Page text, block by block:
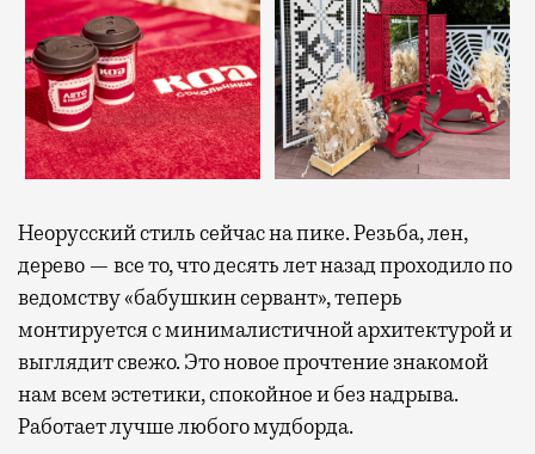
Неорусский стиль сейчас на пике. Резьба, лен,
дерево — все то, что десять лет назад проходило по
ведомству «бабушкин сервант», теперь
монтируется с минималистичной архитектурой и
выглядит свежо. Это новое прочтение знакомой
нам всем эстетики, спокойное и без надрыва.
Работает лучше любого мудборда.